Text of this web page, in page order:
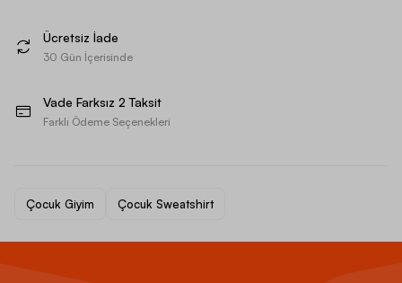
Ücretsiz İade
30 Gün İçerisinde
Vade Farksız 2 Taksit
Farklı Ödeme Seçenekleri
Çocuk Giyim Çocuk Sweatshirt